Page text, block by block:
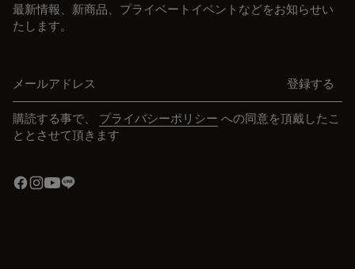
最新情報、新商品、プライベートイベントなどをお知らせい
たします。
登録する
購読する事で、 プライバシーポリシー への同意を頂戴したこ
ととさせて頂きます